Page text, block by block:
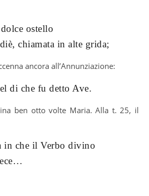
ostello
chiamata in alte grida;
ancora all’Annunziazione:
di che fu detto Ave.
ben otto volte Maria. Alla t. 25, il
in che il Verbo divino